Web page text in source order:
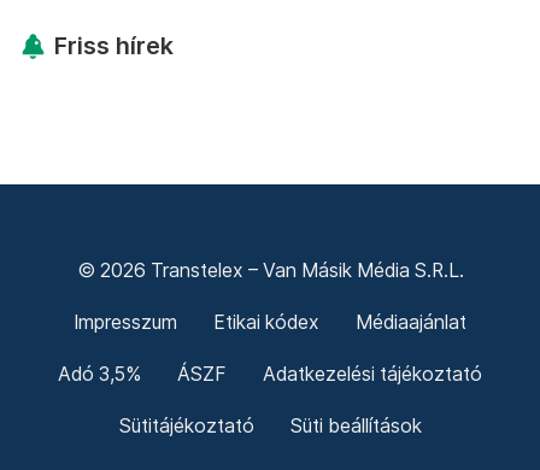
Friss hírek
© 2026 Transtelex – Van Másik Média S.R.L.
Impresszum Etikai kódex Médiaajánlat
Adó 3,5% ÁSZF Adatkezelési tájékoztató
Sütitájékoztató Süti beállítások